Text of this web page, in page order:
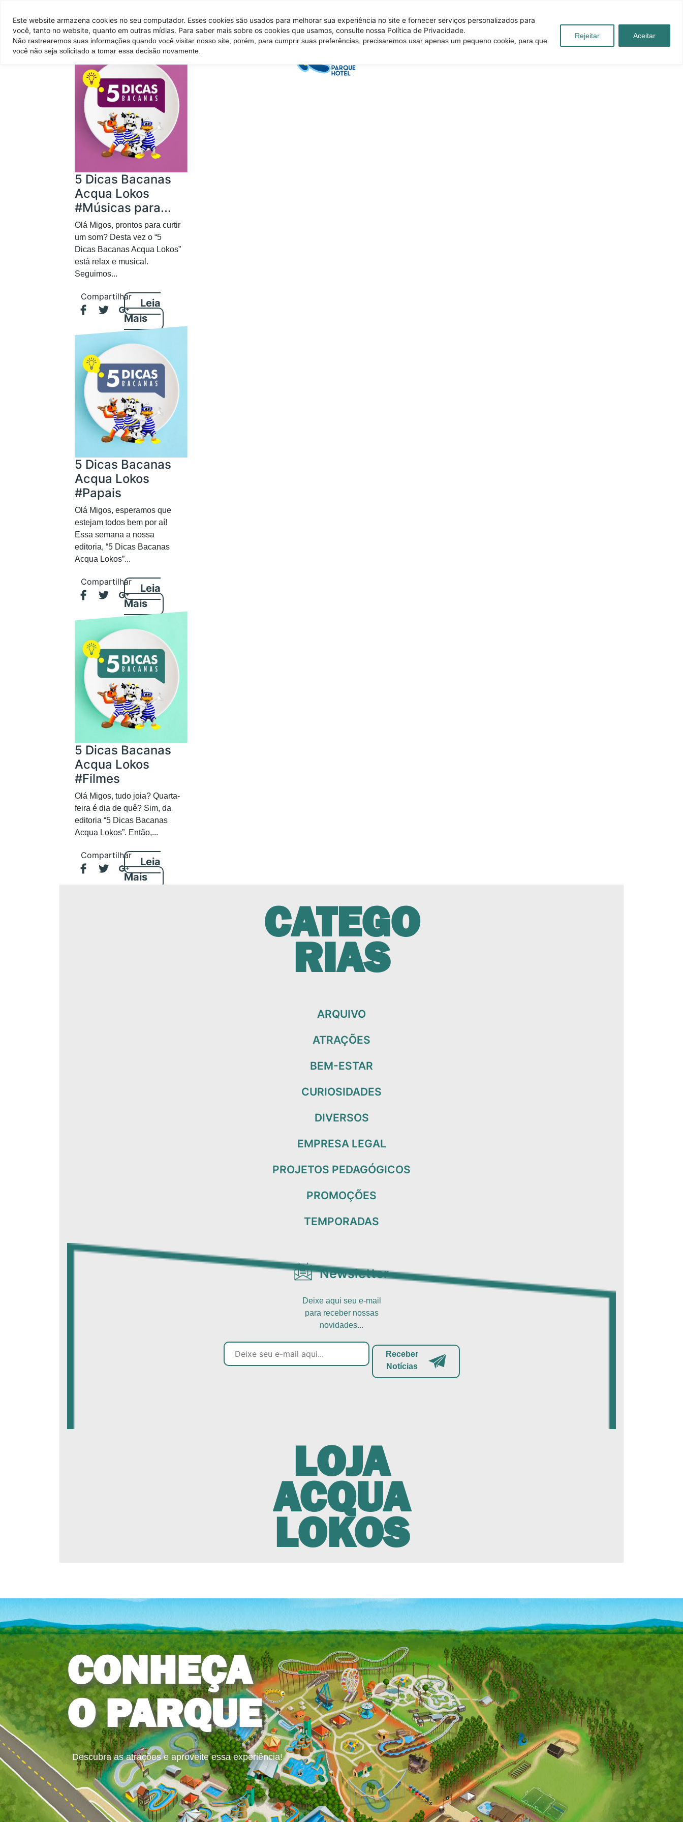
Este website armazena cookies no seu computador. Esses cookies são usados ​​para melhorar sua experiência no site e fornecer serviços personalizados para
você, tanto no website, quanto em outras mídias. Para saber mais sobre os cookies que usamos, consulte nossa Política de Privacidade.
Não rastrearemos suas informações quando você visitar nosso site, porém, para cumprir suas preferências, precisaremos usar apenas um pequeno cookie, para que
você não seja solicitado a tomar essa decisão novamente.
Rejeitar Aceitar
Parque Hotel Atrações Tire suas dúvidas Blog Contato
5 Dicas Bacanas
Acqua Lokos
#Músicas para...
Olá Migos, prontos para curtir
um som? Desta vez o “5
Dicas Bacanas Acqua Lokos”
está relax e musical.
Seguimos...
Compartilhar
Leia
Mais
5 Dicas Bacanas
Acqua Lokos
#Papais
Olá Migos, esperamos que
estejam todos bem por aí!
Essa semana a nossa
editoria, “5 Dicas Bacanas
Acqua Lokos”...
Compartilhar
Leia
Mais
5 Dicas Bacanas
Acqua Lokos
#Filmes
Olá Migos, tudo joia? Quarta-
feira é dia de quê? Sim, da
editoria “5 Dicas Bacanas
Acqua Lokos”. Então,...
Compartilhar
Leia
Mais
CATEGO
RIAS
ARQUIVO
ATRAÇÕES
BEM-ESTAR
CURIOSIDADES
DIVERSOS
EMPRESA LEGAL
PROJETOS PEDAGÓGICOS
PROMOÇÕES
TEMPORADAS
Newsletter
Deixe aqui seu e-mail
para receber nossas
novidades...
Receber
Notícias
LOJA
ACQUA
LOKOS
CONHEÇA
O PARQUE
Descubra as atrações e aproveite essa experiência!